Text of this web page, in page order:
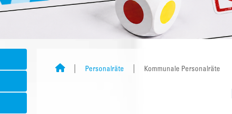
Personalräte Kommunale Personalräte